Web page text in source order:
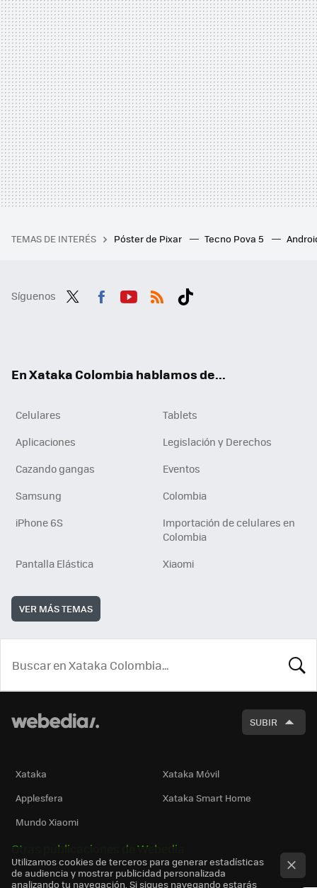
TEMAS DE INTERÉS Póster de Pixar Tecno Pova 5
Síguenos
En Xataka Colombia hablamos de...
Celulares
Tablets
Aplicaciones
Legislación y Derechos
Cazando gangas
Eventos
Samsung
Colombia
iPhone 6S
Importación de celulares en
Colombia
Pantalla Elástica
Xiaomi
VER MÁS TEMAS
SUBIR
Xataka
Xataka Móvil
Applesfera
Xataka Smart Home
Mundo Xiaomi
Otras publicaciones de Webedia
Utilizamos cookies de terceros para generar estadísticas
de audiencia y mostrar publicidad personalizada
analizando tu navegación. Si sigues navegando estarás